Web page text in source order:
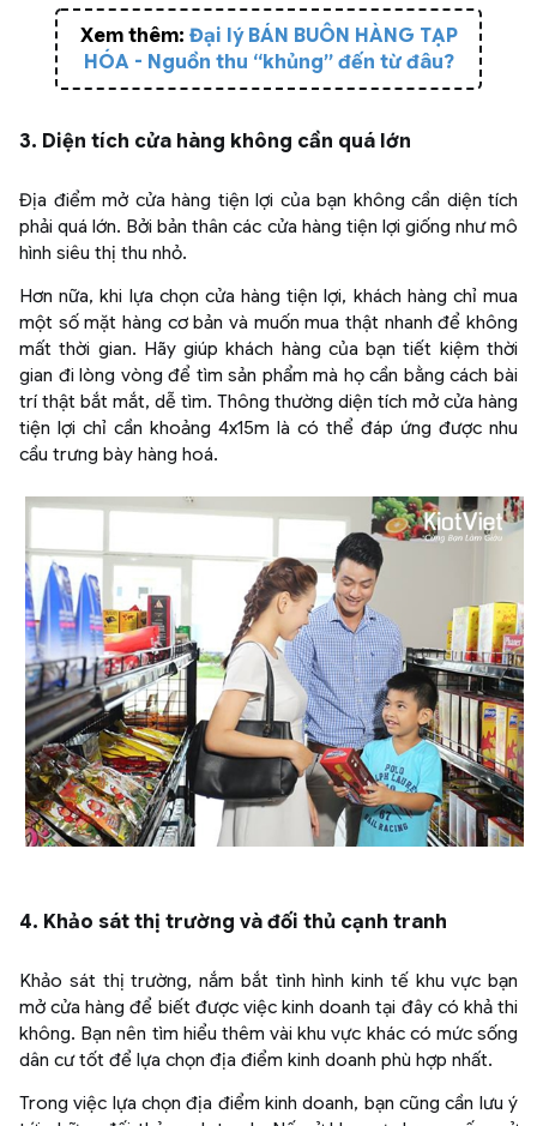
Xem thêm: Đại lý BÁN BUÔN HÀNG TẠP
HÓA - Nguồn thu “khủng” đến từ đâu?
3. Diện tích cửa hàng không cần quá lớn
Địa điểm mở cửa hàng tiện lợi của bạn không cần diện tích
phải quá lớn. Bởi bản thân các cửa hàng tiện lợi giống như mô
hình siêu thị thu nhỏ.
Hơn nữa, khi lựa chọn cửa hàng tiện lợi, khách hàng chỉ mua
một số mặt hàng cơ bản và muốn mua thật nhanh để không
mất thời gian. Hãy giúp khách hàng của bạn tiết kiệm thời
gian đi lòng vòng để tìm sản phẩm mà họ cần bằng cách bài
trí thật bắt mắt, dễ tìm. Thông thường diện tích mở cửa hàng
tiện lợi chỉ cần khoảng 4x15m là có thể đáp ứng được nhu
cầu trưng bày hàng hoá.
4. Khảo sát thị trường và đối thủ cạnh tranh
Khảo sát thị trường, nắm bắt tình hình kinh tế khu vực bạn
mở cửa hàng để biết được việc kinh doanh tại đây có khả thi
không. Bạn nên tìm hiểu thêm vài khu vực khác có mức sống
dân cư tốt để lựa chọn địa điểm kinh doanh phù hợp nhất.
Trong việc lựa chọn địa điểm kinh doanh, bạn cũng cần lưu ý